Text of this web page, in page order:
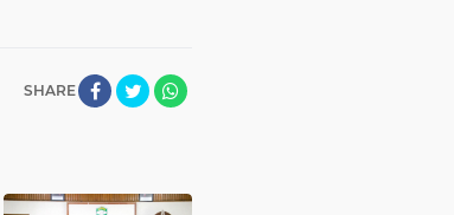
SHARE